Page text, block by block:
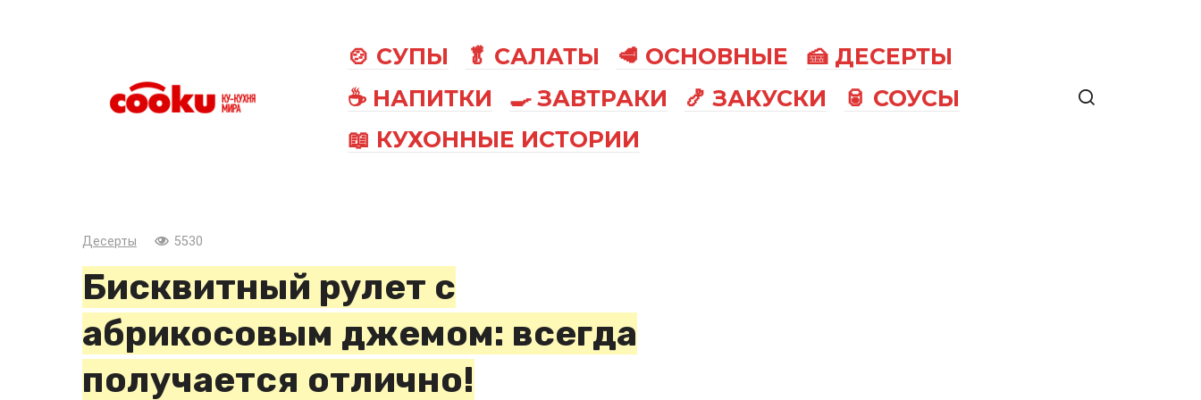
🍲 СУПЫ 🥬 САЛАТЫ 🥩 ОСНОВНЫЕ
🍰 ДЕСЕРТЫ
☕ НАПИТКИ
🍳 ЗАВТРАКИ 🍤 ЗАКУСКИ
🥫 СОУСЫ
📖 КУХОННЫЕ ИСТОРИИ
Десерты 5530
Бисквитный рулет с
абрикосовым джемом: всегда
получается отлично!